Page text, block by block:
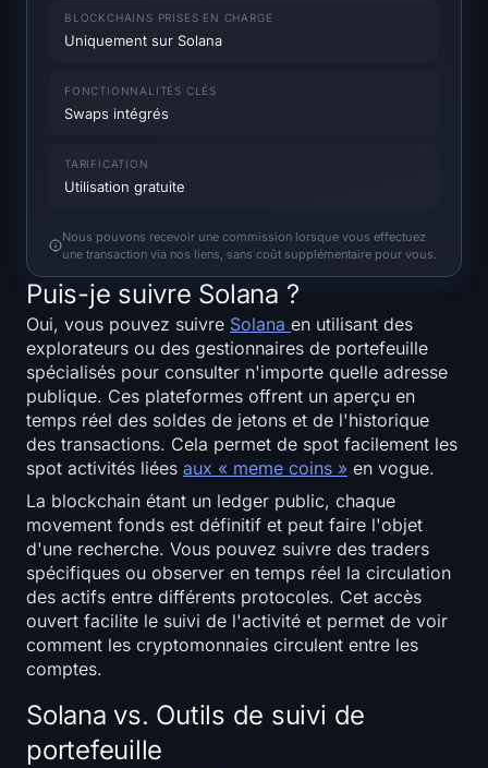
Heatmap ETH
Heatmap SOL
Données de marché
Dominance du Bitcoin
Indice de la Altcoin Season
Indice de Peur et de Cupidité
RSI Heatmap
Funding Rates
open interest
Valeur Totale Verrouillée
Rainbow Chart
Compte à rebours du halving
BLOCKCHAINS PRISES EN CHARGE
Uniquement sur Solana
FONCTIONNALITÉS CLÉS
Swaps intégrés
TARIFICATION
Utilisation gratuite
Nous pouvons recevoir une commission lorsque vous effectuez
une transaction via nos liens, sans coût supplémentaire pour vous.
Puis-je suivre Solana ?
Oui, vous pouvez suivre Solana en utilisant des
explorateurs ou des gestionnaires de portefeuille
spécialisés pour consulter n'importe quelle adresse
publique. Ces plateformes offrent un aperçu en
temps réel des soldes de jetons et de l'historique
des transactions. Cela permet de spot facilement les
spot activités liées aux « meme coins » en vogue.
La blockchain étant un ledger public, chaque
movement fonds est définitif et peut faire l'objet
d'une recherche. Vous pouvez suivre des traders
spécifiques ou observer en temps réel la circulation
des actifs entre différents protocoles. Cet accès
ouvert facilite le suivi de l'activité et permet de voir
comment les cryptomonnaies circulent entre les
comptes.
Solana vs. Outils de suivi de
portefeuille